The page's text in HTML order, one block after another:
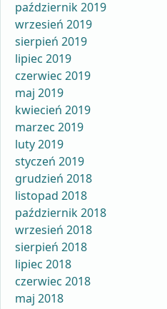
październik 2019
wrzesień 2019
sierpień 2019
lipiec 2019
czerwiec 2019
maj 2019
kwiecień 2019
marzec 2019
luty 2019
styczeń 2019
grudzień 2018
listopad 2018
październik 2018
wrzesień 2018
sierpień 2018
lipiec 2018
czerwiec 2018
maj 2018